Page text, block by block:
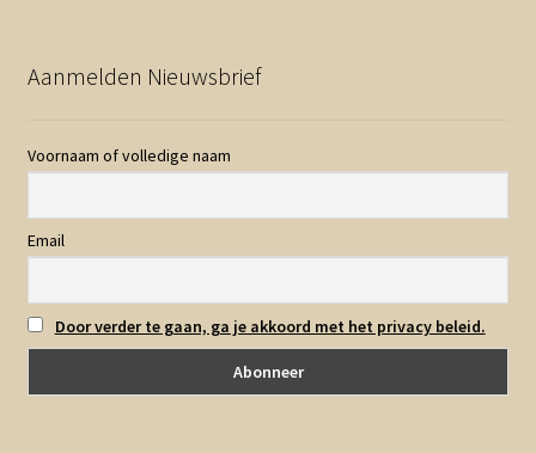
Aanmelden Nieuwsbrief
Voornaam of volledige naam
Email
Door verder te gaan, ga je akkoord met het privacy beleid.